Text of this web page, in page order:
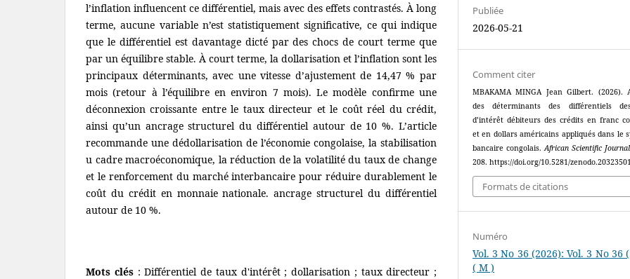
l’inflation influencent ce différentiel, mais avec des effets contrastés. À long
terme, aucune variable n’est statistiquement significative, ce qui indique
que le différentiel est davantage dicté par des chocs de court terme que
par un équilibre stable. À court terme, la dollarisation et l’inflation sont les
principaux déterminants, avec une vitesse d’ajustement de 14,47 % par
mois (retour à l’équilibre en environ 7 mois). Le modèle confirme une
déconnexion croissante entre le taux directeur et le coût réel du crédit,
ainsi qu’un ancrage structurel du différentiel autour de 10 %. L’article
recommande une dédollarisation de l’économie congolaise, la stabilisation
u cadre macroéconomique, la réduction de la volatilité du taux de change
et le renforcement du marché interbancaire pour réduire durablement le
coût du crédit en monnaie nationale. ancrage structurel du différentiel
autour de 10 %.
Mots clés: Différentiel de taux d'intérêt ; dollarisation ; taux directeur ;
Publiée
2026-05-21
Comment citer
MBAKAMA MINGA Jean Gilbert. (2026).
des déterminants des différentiels
d’intérêt débiteurs des crédits en franc
et en dollars américains appliqués dans le
bancaire congolais.African Scientific Journal
208. https://doi.org/10.5281/
Formats de citations
Numéro
Vol. 3 No 36 (2026): Vol. 3 No 36
( M )